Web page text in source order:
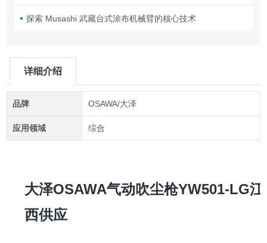
探索 Musashi 武藏台式涂布机械臂的核心技术
详细介绍
品牌 OSAWA/大泽
应用领域 综合
大泽OSAWA气动吹尘枪YW501-LG江
西供应